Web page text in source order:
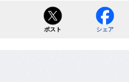
ポスト シェア